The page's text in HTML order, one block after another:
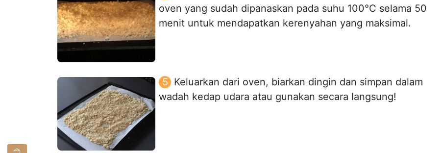
oven yang sudah dipanaskan pada suhu 100°C selama 50
menit untuk mendapatkan kerenyahan yang maksimal.
Keluarkan dari oven, biarkan dingin dan simpan dalam
wadah kedap udara atau gunakan secara langsung!